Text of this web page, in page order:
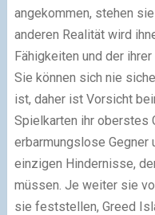
angekommen, stehen
anderen Realität wird
Fähigkeiten und der
Sie können sich nie
ist, daher ist Vorsicht
Spielkarten ihr oberstes
erbarmungslose Gegner
einzigen Hindernisse,
müssen. Je weiter sie
sie feststellen, Greed